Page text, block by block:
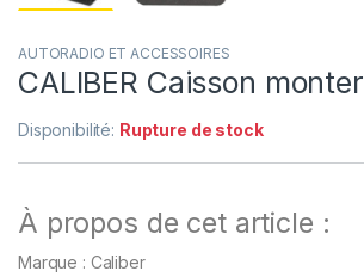
AUTORADIO ET ACCESSOIRES
CALIBER Caisson monter
Disponibilité: Rupture de stock
À propos de cet article :
Marque : Caliber